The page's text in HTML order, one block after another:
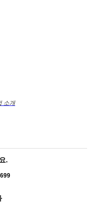
소개
.